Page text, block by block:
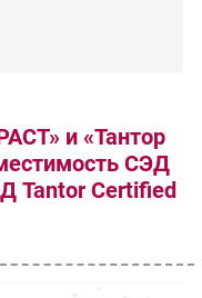
и «Тантор
СЭД
Tantor Certified